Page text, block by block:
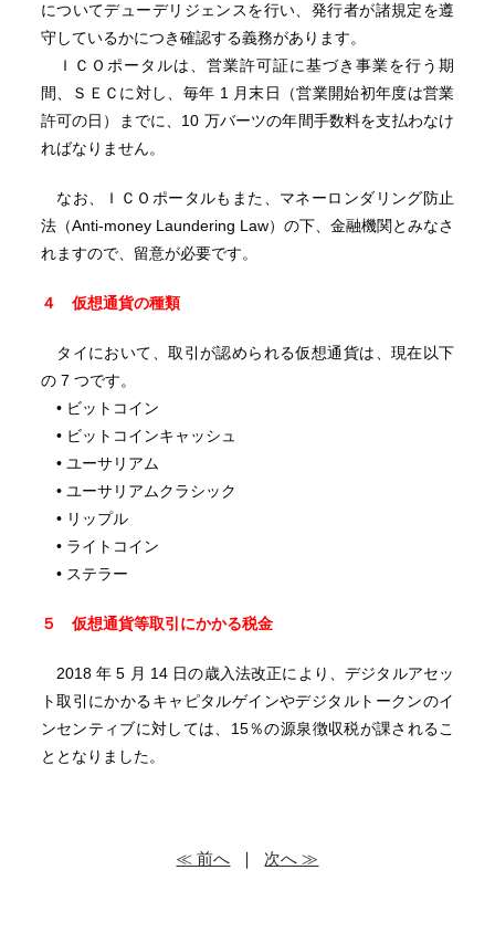
についてデューデリジェンスを行い、発行者が諸規定を遵
守しているかにつき確認する義務があります。
ＩＣＯポータルは、営業許可証に基づき事業を行う期
間、ＳＥＣに対し、毎年 1 月末日（営業開始初年度は営業
許可の日）までに、10 万バーツの年間手数料を支払わなけ
ればなりません。
なお、ＩＣＯポータルもまた、マネーロンダリング防止
法（Anti-money Laundering Law）の下、金融機関とみなさ
れますので、留意が必要です。
４ 仮想通貨の種類
タイにおいて、取引が認められる仮想通貨は、現在以下
の 7 つです。
• ビットコイン
• ビットコインキャッシュ
• ユーサリアム
• ユーサリアムクラシック
• リップル
• ライトコイン
• ステラー
５ 仮想通貨等取引にかかる税金
2018 年 5 月 14 日の歳入法改正により、デジタルアセッ
ト取引にかかるキャピタルゲインやデジタルトークンのイ
ンセンティブに対しては、15％の源泉徴収税が課されるこ
ととなりました。
≪ 前へ ｜ 次へ ≫